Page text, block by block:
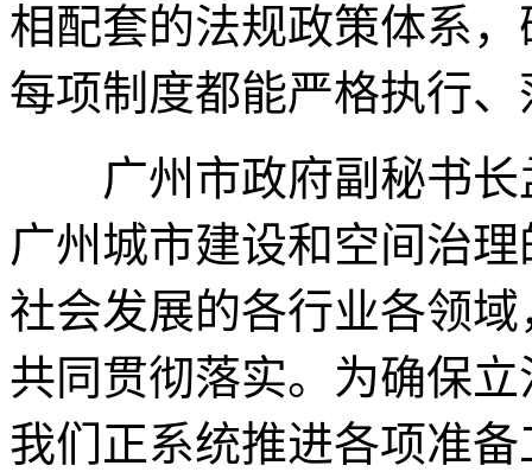
相配套的法规政策体系
每项制度都能严格执行
广州市政府副秘书长
广州城市建设和空间治
社会发展的各行业各领
共同贯彻落实。为确保
我们正系统推进各项准